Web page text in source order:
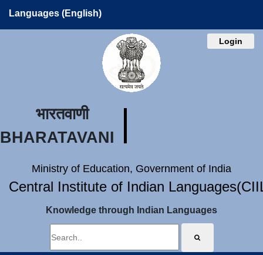
Languages (English)
Login
भारतवाणी
BHARATAVANI
Ministry of Education, Government of India
Central Institute of Indian
Knowledge through Indian Languages